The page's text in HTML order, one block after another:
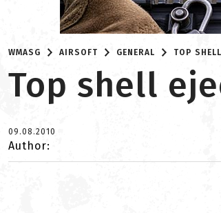
WMASG AIRSOFT GENERAL TOP
Top shell
09.08.2010
Author: